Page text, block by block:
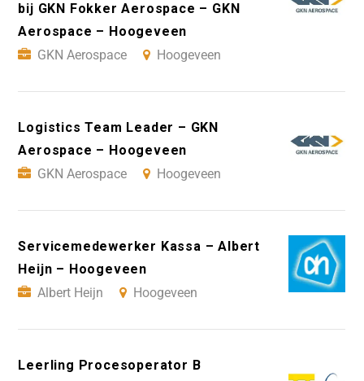
bij GKN Fokker Aerospace – GKN
Aerospace – Hoogeveen
GKN Aerospace
Hoogeveen
Logistics Team Leader – GKN
Aerospace – Hoogeveen
GKN Aerospace
Hoogeveen
Servicemedewerker Kassa – Albert
Heijn – Hoogeveen
Albert Heijn
Hoogeveen
Leerling Procesoperator B